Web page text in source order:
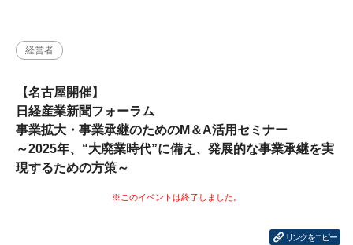
経営者
【名古屋開催】
日経産業新聞フォーラム
事業拡大・事業承継のためのM＆A活用セミナー
～2025年、“大廃業時代”に備え、発展的な事業承継を実
現するための方策～
リンクをコピー